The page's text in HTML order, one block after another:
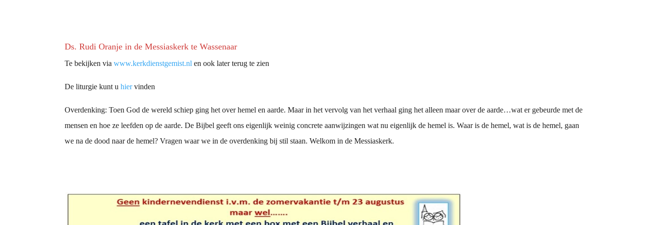
Ds. Rudi Oranje in de Messiaskerk te Wassenaar
Te bekijken viawww.kerkdienstgemist.nl en ook later terug te zien
De liturgie kunt uhiervinden
Overdenking: Toen God de wereld schiep ging het over hemel en aarde. Maar in het vervolg van het verhaal ging het alleen maar over de aarde…wat er gebeurde met de
mensen en hoe ze leefden op de aarde. De Bijbel geeft ons eigenlijk weinig concrete aanwijzingen wat nu eigenlijk de hemel is. Waar is de hemel, wat is de hemel, gaan
we na de dood naar de hemel? Vragen waar we in de overdenking bij stil staan. Welkom in de Messiaskerk.